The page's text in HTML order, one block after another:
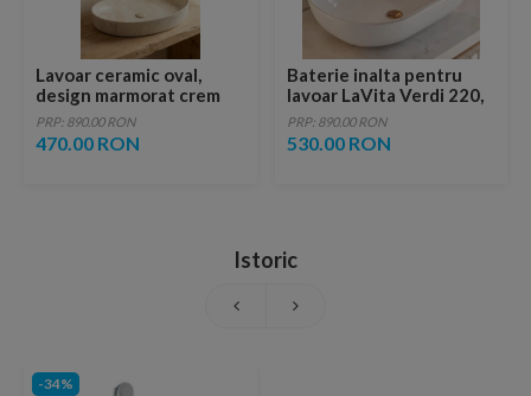
Lavoar ceramic oval,
design marmorat crem
lucios cu vene aurii,
ventil inclus
PRP: 890.00 RON
470.00 RON
Baterie inalta pentru
lavoar LaVita Verdi 220,
fara ventil, brushed
copper
PRP: 890.00 RON
530.00 RON
Istoric
-34%